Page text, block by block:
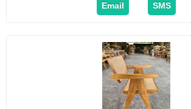
Email SMS